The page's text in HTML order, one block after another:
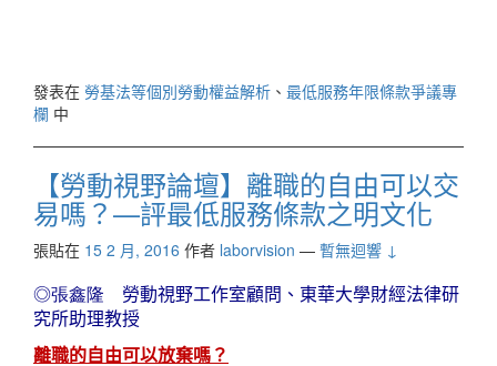
發表在 勞基法等個別勞動權益解析 、 最低服務年限條款爭議專
欄 中
【勞動視野論壇】離職的自由可以交
易嗎？—評最低服務條款之明文化
張貼在 15 2 月, 2016 作者 laborvision — 暫無迴響 ↓
◎張鑫隆 勞動視野工作室顧問、東華大學財經法律研
究所助理教授
離職的自由可以放棄嗎？